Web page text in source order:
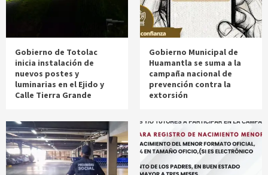
Gobierno de Totolac
inicia instalación de
nuevos postes y
luminarias en el Ejido y
Calle Tierra Grande
Gobierno Municipal de
Huamantla se suma a la
campaña nacional de
prevención contra la
extorsión